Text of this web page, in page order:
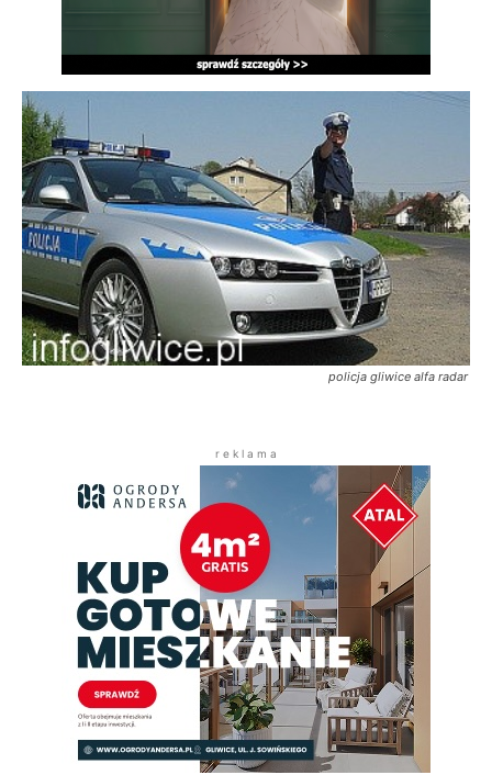
policja gliwice alfa radar
r e k l a m a